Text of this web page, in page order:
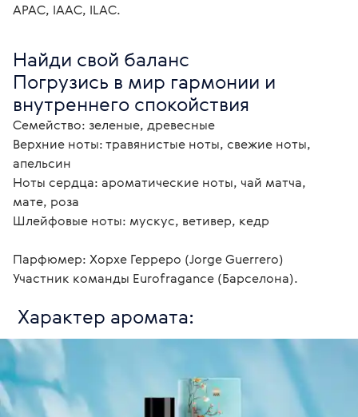
APAC, IAAC, ILAC.
Найди свой баланс
Погрузись в мир гармонии и
внутреннего спокойствия
Семейство: зеленые, древесные
Верхние ноты: травянистые ноты, свежие ноты,
апельсин
Ноты сердца: ароматические ноты, чай матча,
мате, роза
Шлейфовые ноты: мускус, ветивер, кедр
Парфюмер: Хорхе Герреро (Jorge Guerrero)
Участник команды Eurofragance (Барселона).
Характер аромата: